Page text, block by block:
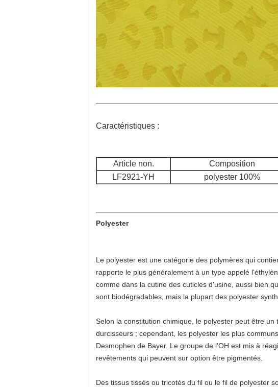
Caractéristiques :
Article non. Composition
LF2921-YH
polyester 100%
Polyester
Le polyester est une catégorie des polymères qui
rapporte le plus généralement à un type appelé
comme dans la cutine des cuticles d'usine, aussi bien
sont biodégradables, mais la plupart des polyester
Selon la constitution chimique, le polyester peut être
durcisseurs ; cependant, les polyester les plus
Desmophen de Bayer. Le groupe de l'OH est mis à
revêtements qui peuvent sur option être pigmentés.
Des tissus tissés ou tricotés du fil ou le fil de polyester